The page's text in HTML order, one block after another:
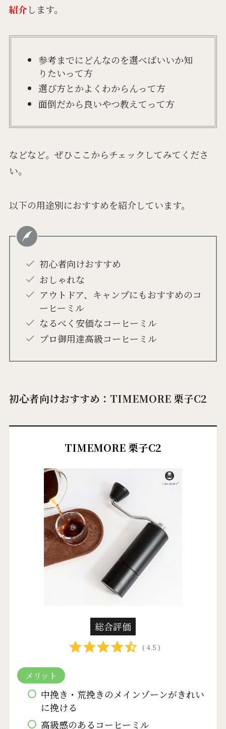
紹介します。
参考までにどんなのを選べばいいか知
りたいって方
選び方とかよくわからんって方
面倒だから良いやつ教えてって方
などなど。ぜひここからチェックしてみてくださ
い。
以下の用途別におすすめを紹介しています。
初心者向けおすすめ
おしゃれな
アウトドア、キャンプにもおすすめのコ
ーヒーミル
なるべく安価なコーヒーミル
プロ御用達高級コーヒーミル
初心者向けおすすめ：TIMEMORE 栗子C2
TIMEMORE 栗子C2
総合評価
( 4.5 )
メリット
中挽き・荒挽きのメインゾーンがきれい
に挽ける
高級感のあるコーヒーミル